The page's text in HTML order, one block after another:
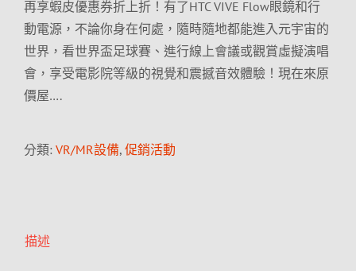
再享蝦皮優惠券折上折！有了HTC VIVE Flow眼鏡和行
動電源，不論你身在何處，隨時隨地都能進入元宇宙的
世界，看世界盃足球賽、進行線上會議或觀賞虛擬演唱
會，享受電影院等級的視覺和震撼音效體驗！現在來原
價屋….
分類: VR/MR設備, 促銷活動
描述